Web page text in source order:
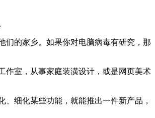
们的家乡。如果你对电脑病毒有研究，那
作室，从事家庭装潢设计，或是网页美术
细化某些功能，就能推出一件新产品，